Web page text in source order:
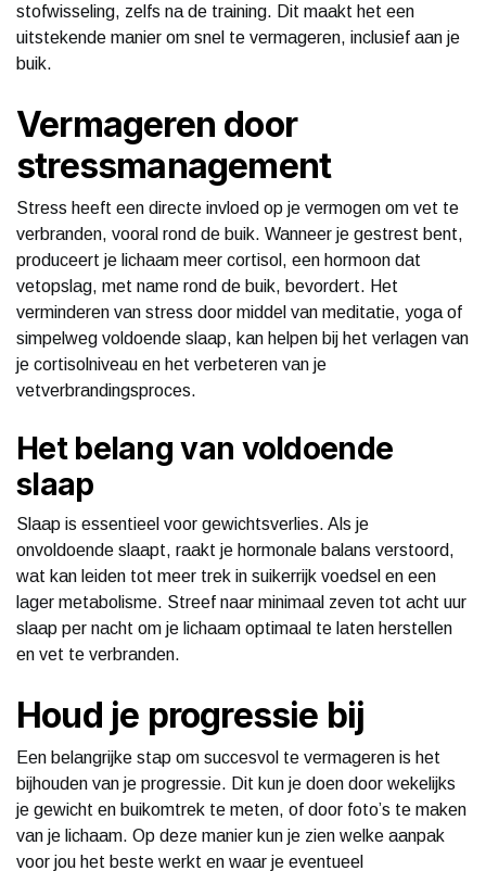
stofwisseling, zelfs na de training. Dit maakt het een
uitstekende manier om snel te vermageren, inclusief aan je
buik.
Vermageren door
stressmanagement
Stress heeft een directe invloed op je vermogen om vet te
verbranden, vooral rond de buik. Wanneer je gestrest bent,
produceert je lichaam meer cortisol, een hormoon dat
vetopslag, met name rond de buik, bevordert. Het
verminderen van stress door middel van meditatie, yoga of
simpelweg voldoende slaap, kan helpen bij het verlagen van
je cortisolniveau en het verbeteren van je
vetverbrandingsproces.
Het belang van voldoende
slaap
Slaap is essentieel voor gewichtsverlies. Als je
onvoldoende slaapt, raakt je hormonale balans verstoord,
wat kan leiden tot meer trek in suikerrijk voedsel en een
lager metabolisme. Streef naar minimaal zeven tot acht uur
slaap per nacht om je lichaam optimaal te laten herstellen
en vet te verbranden.
Houd je progressie bij
Een belangrijke stap om succesvol te vermageren is het
bijhouden van je progressie. Dit kun je doen door wekelijks
je gewicht en buikomtrek te meten, of door foto’s te maken
van je lichaam. Op deze manier kun je zien welke aanpak
voor jou het beste werkt en waar je eventueel